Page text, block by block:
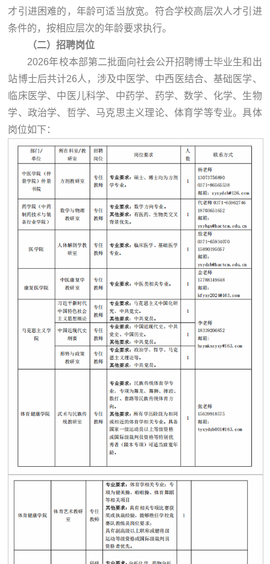
才引进困难的，年龄可适当放宽。符合学校高层次人才引进
条件的，按相应层次的年龄要求执行。
（二）招聘岗位
2026年校本部第二批面向社会公开招聘博士毕业生和出
站博士后共计26人，涉及中医学、中西医结合、基础医学、
临床医学、中医儿科学、中药学、药学、数学、化学、生物
学、政治学、哲学、马克思主义理论、体育学等专业。具体
岗位如下：